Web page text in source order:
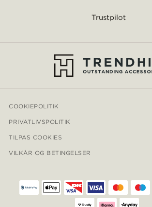
Trustpilot
COOKIEPOLITIK
PRIVATLIVSPOLITIK
TILPAS COOKIES
VILKÅR OG BETINGELSER